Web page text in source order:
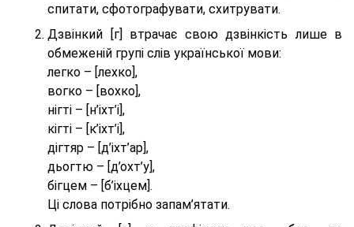
спитати, сфотографувати, схитрувати.
Дзвінкий [г] втрачає свою дзвінкість лише в
обмеженій групі слів української мови:
легко – [лехко],
вогко – [вохко],
нігті – [н’іхт’і],
кігті – [к’іхт’і],
дігтяр – [д’іхт’ар],
дьогтю – [д’охт’у],
бігцем – [б’іхцем].
Ці слова потрібно запам’ятати.